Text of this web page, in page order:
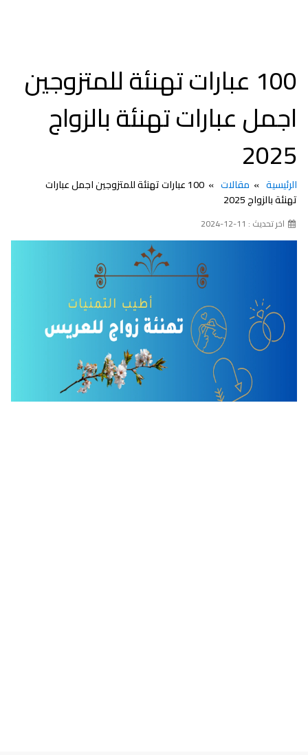
100 عبارات تهنئة للمتزوجين
اجمل عبارات تهنئة بالزواج
2025
الرئيسية مقالات
100 عبارات تهنئة للمتزوجين اجمل عبارات
تهنئة بالزواج 2025
اخر تحديث : 11-12-2024